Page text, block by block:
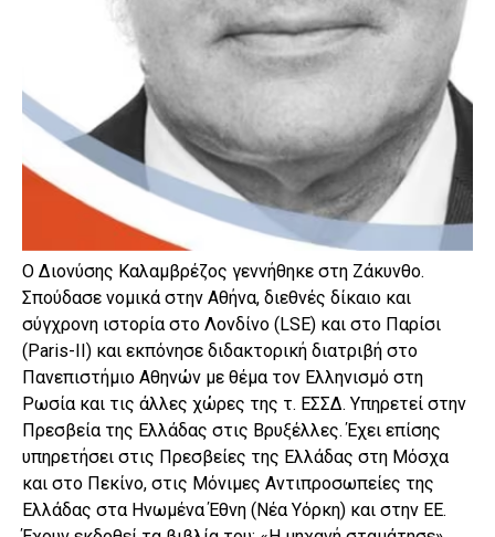
O Διονύσης Καλαμβρέζος γεννήθηκε στη Ζάκυνθο.
Σπούδασε νομικά στην Αθήνα, διεθνές δίκαιο και
σύγχρονη ιστορία στο Λονδίνο (LSE) και στο Παρίσι
(Paris-ΙΙ) και εκπόνησε διδακτορική διατριβή στο
Πανεπιστήμιο Αθηνών με θέμα τον Ελληνισμό στη
Ρωσία και τις άλλες χώρες της τ. ΕΣΣΔ. Υπηρετεί στην
Πρεσβεία της Ελλάδας στις Βρυξέλλες. Έχει επίσης
υπηρετήσει στις Πρεσβείες της Ελλάδας στη Μόσχα
και στο Πεκίνο, στις Μόνιμες Αντιπροσωπείες της
Ελλάδας στα Ηνωμένα Έθνη (Νέα Υόρκη) και στην ΕΕ.